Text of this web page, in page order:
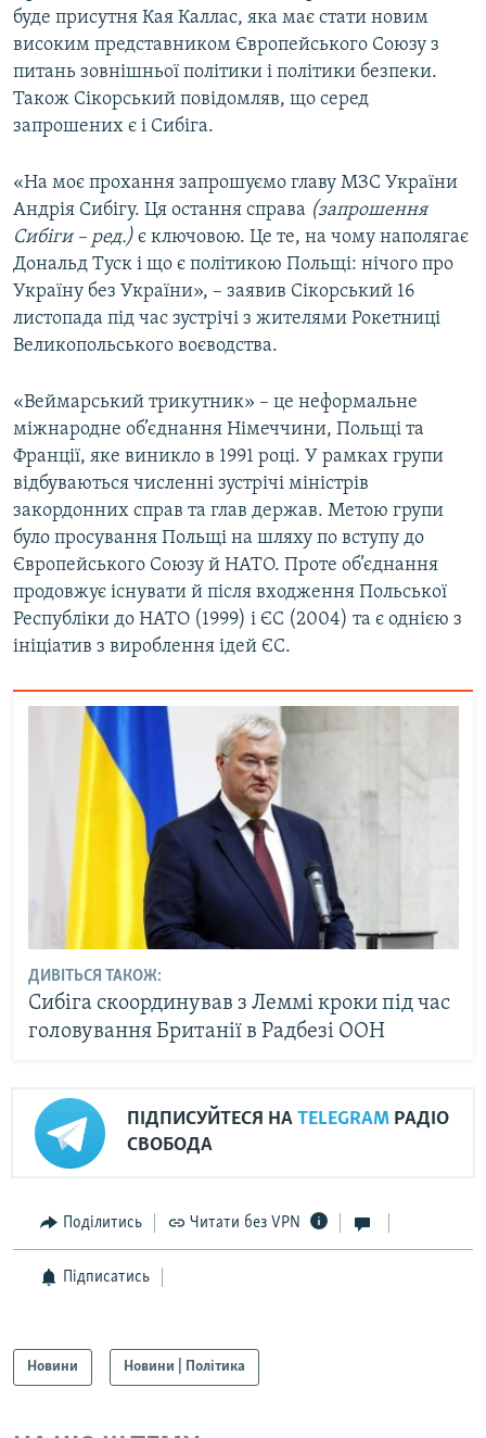
буде присутня Кая Каллас, яка має стати новим
високим представником Європейського Союзу з
питань зовнішньої політики і політики безпеки.
Також Сікорський повідомляв, що серед
запрошених є і Сибіга.
«На моє прохання запрошуємо главу МЗС України
Андрія Сибігу. Ця остання справа (запрошення
Сибіги – ред.) є ключовою. Це те, на чому наполягає
Дональд Туск і що є політикою Польщі: нічого про
Україну без України», – заявив Сікорський 16
листопада під час зустрічі з жителями Рокетниці
Великопольського воєводства.
«Веймарський трикутник» – це неформальне
міжнародне об’єднання Німеччини, Польщі та
Франції, яке виникло в 1991 році. У рамках групи
відбуваються численні зустрічі міністрів
закордонних справ та глав держав. Метою групи
було просування Польщі на шляху по вступу до
Європейського Союзу й НАТО. Проте об’єднання
продовжує існувати й після входження Польської
Республіки до НАТО (1999) і ЄС (2004) та є однією з
ініціатив з вироблення ідей ЄС.
ДИВІТЬСЯ ТАКОЖ:
Сибіга скоординував з Леммі кроки під час
головування Британії в Радбезі ООН
ПІДПИСУЙТЕСЯ НА TELEGRAM РАДІО
СВОБОДА
Поділитись Читати без VPN
Підписатись
Новини Новини | Політика